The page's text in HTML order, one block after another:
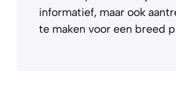
informatief, maar ook
te maken voor een breed